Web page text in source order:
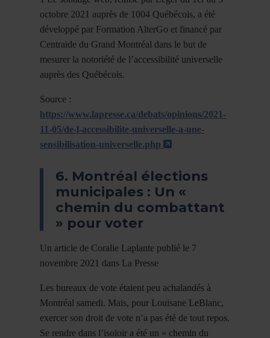
octobre 2021 auprès de 1004 Québécois, a été
développé par Formation AlterGo et financé par
Centraide du Grand Montréal dans le but de
mesurer la notoriété de l’accessibilité universelle
auprès des Québécois.
Source :
https://www.lapresse.ca/debats/opinions/2021-
11-05/de-l-accessibilite-universelle-a-une-
sensibilisation-universelle.php
- Cet hyperlien
6. Montréal élections
municipales : Un «
chemin du combattant
» pour voter
Un article de Coralie Laplante publié le 7
novembre 2021 dans La Presse
Les bureaux de vote étaient peu achalandés à
Montréal samedi. Mais, pour Louisane LeBlanc,
exercer son droit de vote n’a pas été de tout repos.
Se rendre dans l’isoloir a été un « chemin du